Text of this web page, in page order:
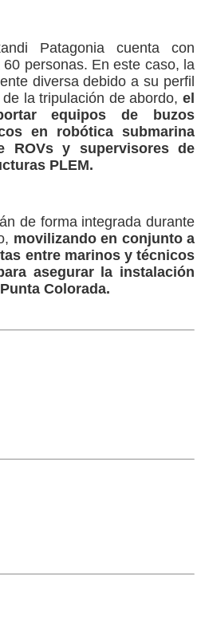
Patagonia cuenta con
personas. En este caso, la
diversa debido a su perfil
la tripulación de abordo, el
equipos de buzos
en robótica submarina
ROVs y supervisores de
PLEM.
de forma integrada durante
movilizando en conjunto a
entre marinos y técnicos
asegurar la instalación
Colorada.